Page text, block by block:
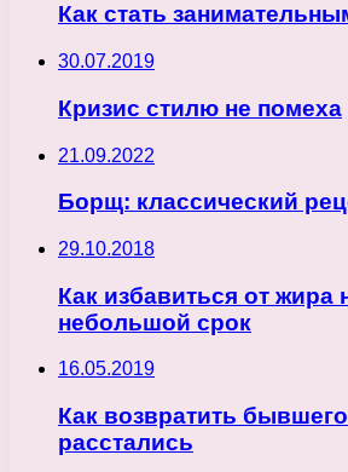
Как стать
30.07.2019
Кризис стилю не помеха
21.09.2022
Борщ: классический
29.10.2018
Как избавиться от жира
небольшой срок
16.05.2019
Как возвратить
расстались